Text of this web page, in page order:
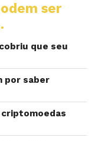
ser
que seu
por saber